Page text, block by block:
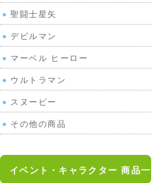
聖闘士星矢
デビルマン
マーベル ヒーロー
ウルトラマン
スヌーピー
その他の商品
イベント・キャラクター 商品一覧